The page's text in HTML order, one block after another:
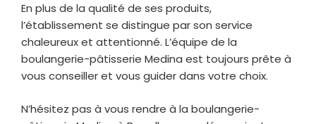
En plus de la qualité de ses produits,
l’établissement se distingue par son service
chaleureux et attentionné. L’équipe de la
boulangerie-pâtisserie Medina est toujours prête à
vous conseiller et vous guider dans votre choix.
N’hésitez pas à vous rendre à la boulangerie-